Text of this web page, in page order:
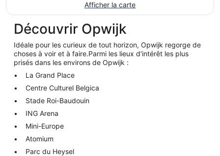
Afficher la carte
Découvrir Opwijk
Idéale pour les curieux de tout horizon, Opwijk regorge de
choses à voir et à faire.Parmi les lieux d'intérêt les plus
prisés dans les environs de Opwijk :
La Grand Place
Centre Culturel Belgica
Stade Roi-Baudouin
ING Arena
Mini-Europe
Atomium
Parc du Heysel